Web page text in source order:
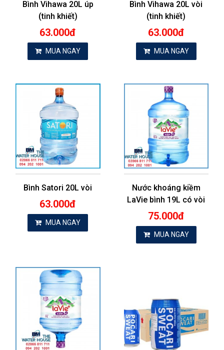
Bình Vihawa 20L úp
(tinh khiết)
63.000đ
MUA NGAY
Bình Vihawa 20L vòi
(tinh khiết)
63.000đ
MUA NGAY
Bình Satori 20L vòi
63.000đ
MUA NGAY
Nước khoáng kiềm
LaVie bình 19L có vòi
75.000đ
MUA NGAY